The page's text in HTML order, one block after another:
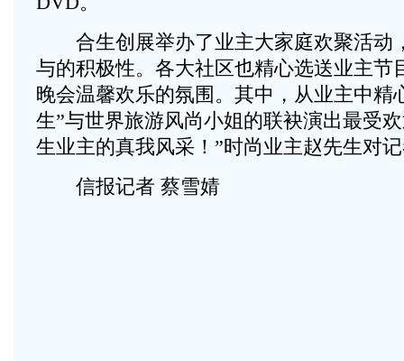
合生创展举办了业主大家庭欢聚活动
与的积极性。各大社区也精心选送业主节
晚会温馨欢乐的氛围。其中，从业主中精
生”与世界旅游风尚小姐的联袂演出最受
生业主的真我风采！”时尚业主赵先生对
信报记者 蔡雪婧